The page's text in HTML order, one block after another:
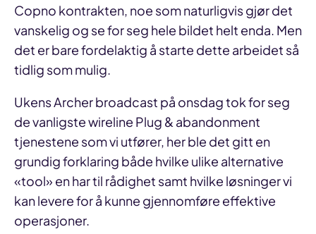
Copno kontrakten, noe som naturligvis gjør det
vanskelig og se for seg hele bildet helt enda. Men
det er bare fordelaktig å starte dette arbeidet så
tidlig som mulig.
Ukens Archer broadcast på onsdag tok for seg
de vanligste wireline Plug & abandonment
tjenestene som vi utfører, her ble det gitt en
grundig forklaring både hvilke ulike alternative
«tool» en har til rådighet samt hvilke løsninger vi
kan levere for å kunne gjennomføre effektive
operasjoner.